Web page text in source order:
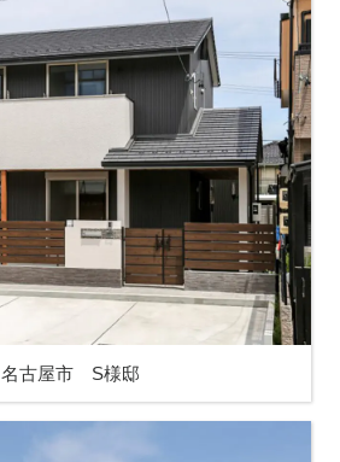
名古屋市 S様邸